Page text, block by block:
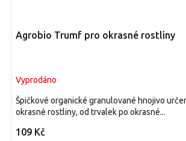
Agrobio Trumf pro okrasné rostliny
Vyprodáno
109 Kč
Špičkové organické granulované hnojivo
okrasné rostliny, od trvalek po okrasné...